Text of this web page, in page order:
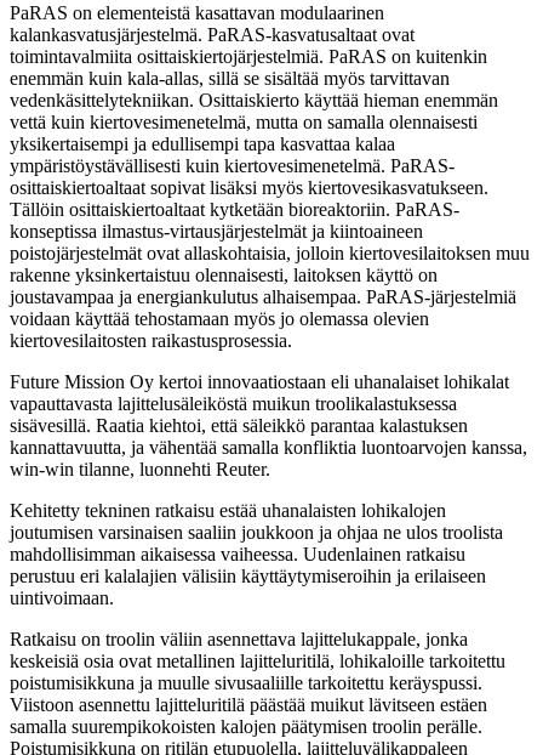
PaRAS on elementeistä kasattavan modulaarinen
kalankasvatusjärjestelmä. PaRAS-kasvatusaltaat ovat
toimintavalmiita osittaiskiertojärjestelmiä. PaRAS on kuitenkin
enemmän kuin kala-allas, sillä se sisältää myös tarvittavan
vedenkäsittelytekniikan. Osittaiskierto käyttää hieman enemmän
vettä kuin kiertovesimenetelmä, mutta on samalla olennaisesti
yksikertaisempi ja edullisempi tapa kasvattaa kalaa
ympäristöystävällisesti kuin kiertovesimenetelmä. PaRAS-
osittaiskiertoaltaat sopivat lisäksi myös kiertovesikasvatukseen.
Tällöin osittaiskiertoaltaat kytketään bioreaktoriin. PaRAS-
konseptissa ilmastus-virtausjärjestelmät ja kiintoaineen
poistojärjestelmät ovat allaskohtaisia, jolloin kiertovesilaitoksen muu
rakenne yksinkertaistuu olennaisesti, laitoksen käyttö on
joustavampaa ja energiankulutus alhaisempaa. PaRAS-järjestelmiä
voidaan käyttää tehostamaan myös jo olemassa olevien
kiertovesilaitosten raikastusprosessia.
Future Mission Oy kertoi innovaatiostaan eli uhanalaiset lohikalat
vapauttavasta lajittelusäleiköstä muikun troolikalastuksessa
sisävesillä. Raatia kiehtoi, että säleikkö parantaa kalastuksen
kannattavuutta, ja vähentää samalla konfliktia luontoarvojen kanssa,
win-win tilanne, luonnehti Reuter.
Kehitetty tekninen ratkaisu estää uhanalaisten lohikalojen
joutumisen varsinaisen saaliin joukkoon ja ohjaa ne ulos troolista
mahdollisimman aikaisessa vaiheessa. Uudenlainen ratkaisu
perustuu eri kalalajien välisiin käyttäytymiseroihin ja erilaiseen
uintivoimaan.
Ratkaisu on troolin väliin asennettava lajittelukappale, jonka
keskeisiä osia ovat metallinen lajitteluritilä, lohikaloille tarkoitettu
poistumisikkuna ja muulle sivusaaliille tarkoitettu keräyspussi.
Viistoon asennettu lajitteluritilä päästää muikut lävitseen estäen
samalla suurempikokoisten kalojen päätymisen troolin perälle.
Poistumisikkuna on ritilän etupuolella, lajitteluvälikappaleen